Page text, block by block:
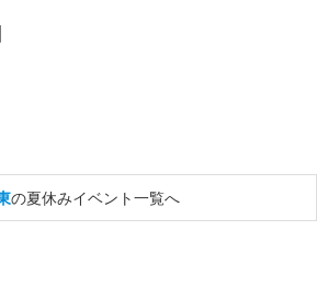
の夏休みイベント一覧へ